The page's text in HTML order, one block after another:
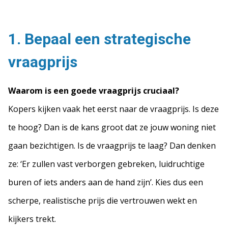
1. Bepaal een strategische
vraagprijs
Waarom is een goede vraagprijs cruciaal?
Kopers kijken vaak het eerst naar de vraagprijs. Is deze
te hoog? Dan is de kans groot dat ze jouw woning niet
gaan bezichtigen. Is de vraagprijs te laag? Dan denken
ze: ‘Er zullen vast verborgen gebreken, luidruchtige
buren of iets anders aan de hand zijn’. Kies dus een
scherpe, realistische prijs die vertrouwen wekt en
kijkers trekt.